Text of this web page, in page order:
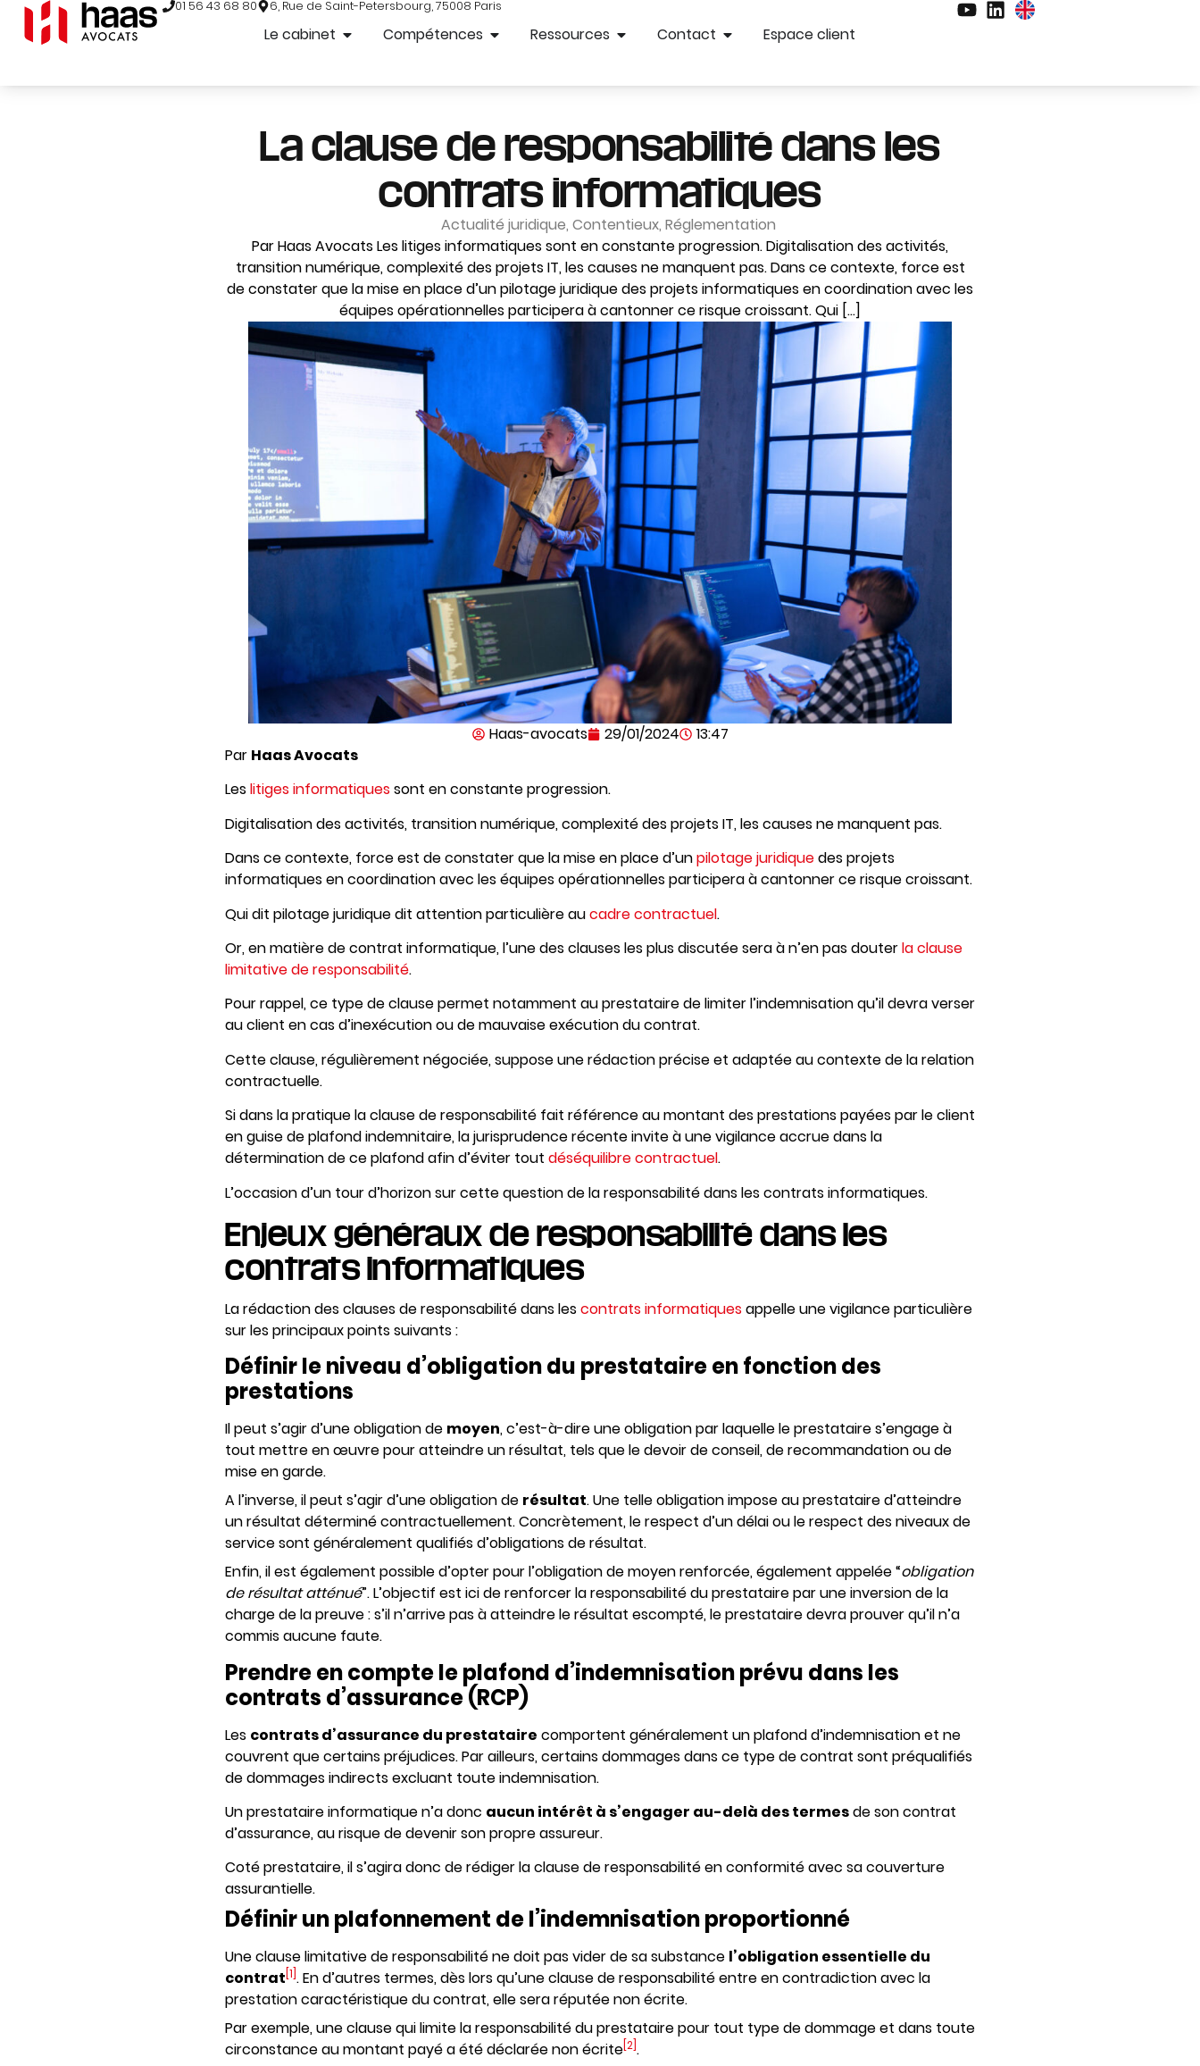
01 56 43 68 80 6, Rue de Saint-Petersbourg, 75008 Paris
Le cabinet Compétences Ressources Contact Espace client
La clause de responsabilité dans les
contrats informatiques
Actualité juridique, Contentieux, Réglementation
Par Haas Avocats Les litiges informatiques sont en constante progression. Digitalisation des activités,
transition numérique, complexité des projets IT, les causes ne manquent pas. Dans ce contexte, force est
de constater que la mise en place d’un pilotage juridique des projets informatiques en coordination avec les
équipes opérationnelles participera à cantonner ce risque croissant. Qui […]
Haas-avocats 29/01/2024
13:47
Par Haas Avocats
Leslitiges informatiquessont en constante progression.
Digitalisation des activités, transition numérique, complexité des projets IT, les causes ne manquent pas.
Dans ce contexte, force est de constater que la mise en place d’unpilotage juridiquedes projets
informatiques en coordination avec les équipes opérationnelles participera à cantonner ce risque croissant.
Qui dit pilotage juridique dit attention particulière aucadre contractuel.
Or, en matière de contrat informatique, l’une des clauses les plus discutée sera à n’en pas douterla clause
limitative de responsabilité.
Pour rappel, ce type de clause permet notamment au prestataire de limiter l’indemnisation qu’il devra verser
au client en cas d’inexécution ou de mauvaise exécution du contrat.
Cette clause, régulièrement négociée, suppose une rédaction précise et adaptée au contexte de la relation
contractuelle.
Si dans la pratique la clause de responsabilité fait référence au montant des prestations payées par le client
en guise de plafond indemnitaire, la jurisprudence récente invite à une vigilance accrue dans la
détermination de ce plafond afin d’éviter tout déséquilibre contractuel.
L’occasion d’un tour d’horizon sur cette question de la responsabilité dans les contrats informatiques.
Enjeux généraux de responsabilité dans les
contrats informatiques
La rédaction des clauses de responsabilité dans lescontrats informatiquesappelle une vigilance particulière
sur les principaux points suivants :
Définir le niveau d’obligation du prestataire en fonction des
prestations
Il peut s’agir d’une obligation de moyen, c’est-à-dire une obligation par laquelle le prestataire s’engage à
tout mettre en œuvre pour atteindre un résultat, tels que le devoir de conseil, de recommandation ou de
mise en garde.
A l’inverse, il peut s’agir d’une obligation de résultat. Une telle obligation impose au prestataire d’atteindre
un résultat déterminé contractuellement. Concrètement, le respect d’un délai ou le respect des niveaux de
service sont généralement qualifiés d’obligations de résultat.
Enfin, il est également possible d’opter pour l’obligation de moyen renforcée, également appelée “obligation
de résultat atténué”. L’objectif est ici de renforcer la responsabilité du prestataire par une inversion de la
charge de la preuve : s’il n’arrive pas à atteindre le résultat escompté, le prestataire devra prouver qu’il n’a
commis aucune faute.
Prendre en compte le plafond d’indemnisation prévu dans les
contrats d’assurance (RCP)
Les contrats d’assurance du prestataire comportent généralement un plafond d’indemnisation et ne
couvrent que certains préjudices. Par ailleurs, certains dommages dans ce type de contrat sont préqualifiés
de dommages indirects excluant toute indemnisation.
Un prestataire informatique n’a donc aucun intérêt à s’engager au-delà des termesde son contrat
d’assurance, au risque de devenir son propre assureur.
Coté prestataire, il s’agira donc de rédiger la clause de responsabilité en conformité avec sa couverture
assurantielle.
Définir un plafonnement de l’indemnisation proportionné
Une clause limitative de responsabilité ne doit pas vider de sa substance l’obligation essentielle du
contrat [1] . En d’autres termes, dès lors qu’une clause de responsabilité entre en contradiction avec la
prestation caractéristique du contrat, elle sera réputée non écrite.
Par exemple, une clause qui limite la responsabilité du prestataire pour tout type de dommage et dans toute
circonstance au montant payé a été déclarée non écrite [2] .